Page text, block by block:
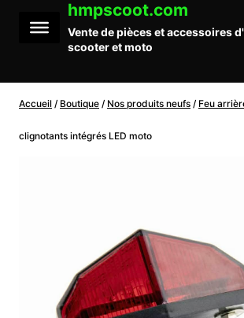
contenu
hmpscoot.com
Vente de pièces et accessoires
scooter et moto
Accueil / Boutique / Nos produits neufs / Feu
clignotants intégrés LED moto